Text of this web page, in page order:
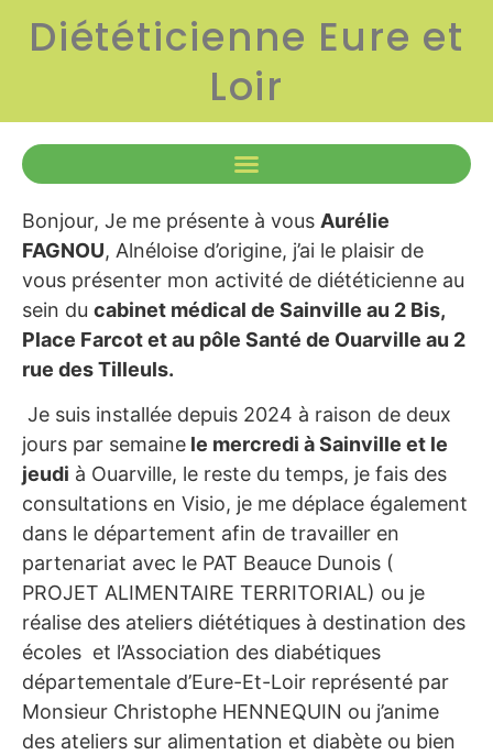
Diététicienne Eure et
Loir
Bonjour, Je me présente à vous Aurélie
FAGNOU, Alnéloise d’origine, j’ai le plaisir de
vous présenter mon activité de diététicienne au
sein du cabinet médical de Sainville au 2 Bis,
Place Farcot et au pôle Santé de Ouarville au 2
rue des Tilleuls.
Je suis installée depuis 2024 à raison de deux
jours par semaine le mercredi à Sainville et le
jeudi à Ouarville, le reste du temps, je fais des
consultations en Visio, je me déplace également
dans le département afin de travailler en
partenariat avec le PAT Beauce Dunois (
PROJET ALIMENTAIRE TERRITORIAL) ou je
réalise des ateliers diététiques à destination des
écoles et l’Association des diabétiques
départementale d’Eure-Et-Loir représenté par
Monsieur Christophe HENNEQUIN ou j’anime
des ateliers sur alimentation et diabète ou bien